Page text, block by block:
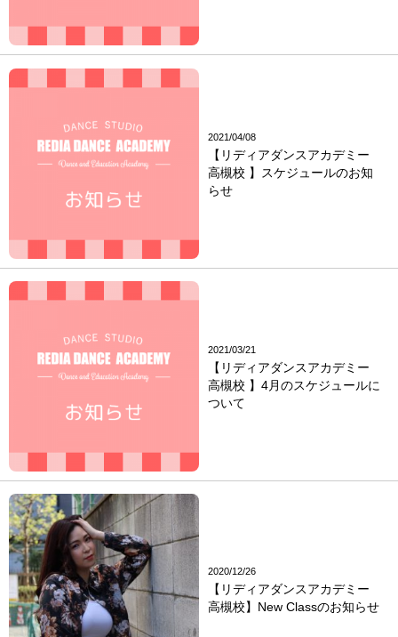
2021/04/08
【リディアダンスアカデミー
高槻校 】スケジュールのお知
らせ
2021/03/21
【リディアダンスアカデミー
高槻校 】4月のスケジュールに
ついて
2020/12/26
【リディアダンスアカデミー
高槻校】New Classのお知らせ